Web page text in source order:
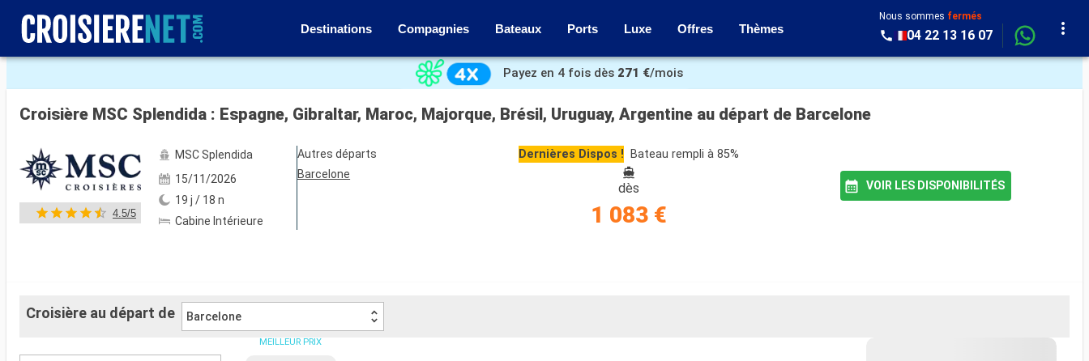
Destinations Compagnies Bateaux Ports Luxe Offres Thèmes
Nous sommes fermés
04 22 13 16 07
Voir les 139 autres photos
Payez en 4 fois dès 271 €/mois
Croisière MSC Splendida : Espagne, Gibraltar, Maroc, Majorque, Brésil, Uruguay, Argentine au départ de Barcelone
4.5/5
MSC Splendida
15/11/2026
19 j / 18 n
Cabine Intérieure
Autres départs
Barcelone
Dernières Dispos ! Bateau rempli à 85%
dès
1 083 €
VOIR LES DISPONIBILITÉS
Croisière au départ de Barcelone
MEILLEUR PRIX